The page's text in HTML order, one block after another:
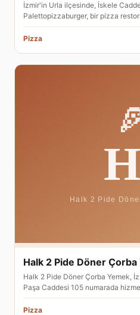
İzmir'in Urla ilçesinde, İskele
Palettopizzaburger, bir pizza
Pizza
Halk 2 Pide Döner Çorba
Halk 2 Pide Döner Çorba Yemek,
Paşa Caddesi 105 numarada
Pizza